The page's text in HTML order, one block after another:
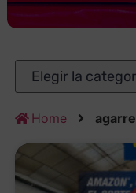
Home agarre